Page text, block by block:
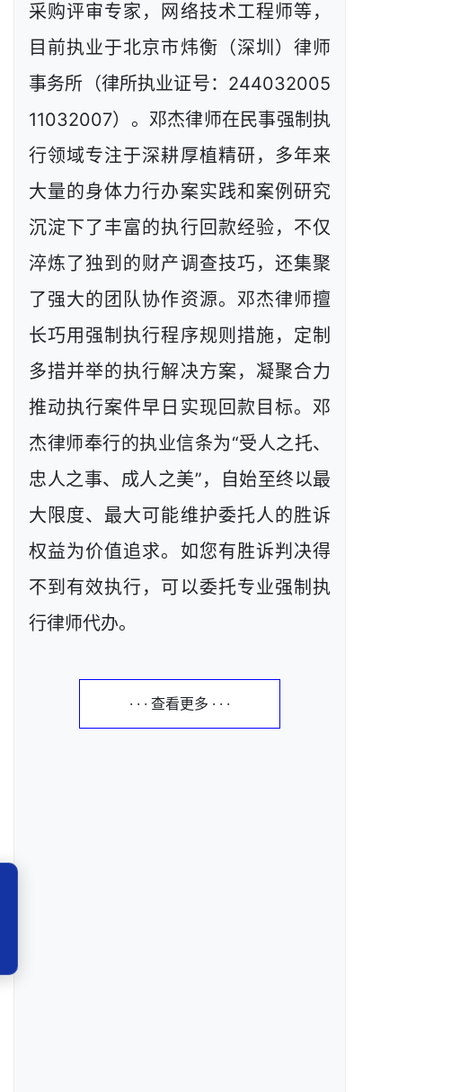
采购评审专家，网络技术工程师等，
目前执业于北京市炜衡（深圳）律师
事务所（律所执业证号：244032005
11032007）。邓杰律师在民事强制执
行领域专注于深耕厚植精研，多年来
大量的身体力行办案实践和案例研究
沉淀下了丰富的执行回款经验，不仅
淬炼了独到的财产调查技巧，还集聚
了强大的团队协作资源。邓杰律师擅
长巧用强制执行程序规则措施，定制
多措并举的执行解决方案，凝聚合力
推动执行案件早日实现回款目标。邓
杰律师奉行的执业信条为“受人之托、
忠人之事、成人之美”，自始至终以最
大限度、最大可能维护委托人的胜诉
权益为价值追求。如您有胜诉判决得
不到有效执行，可以委托专业强制执
行律师代办。
· · · 查看更多 · · ·